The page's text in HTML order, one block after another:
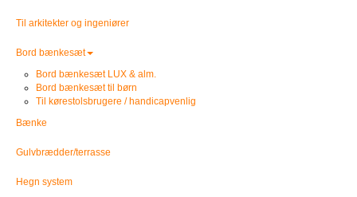
Til arkitekter og ingeniører
Bord bænkesæt
Bord bænkesæt LUX & alm.
Bord bænkesæt til børn
Til kørestolsbrugere / handicapvenlig
Bænke
Gulvbrædder/terrasse
Hegn system